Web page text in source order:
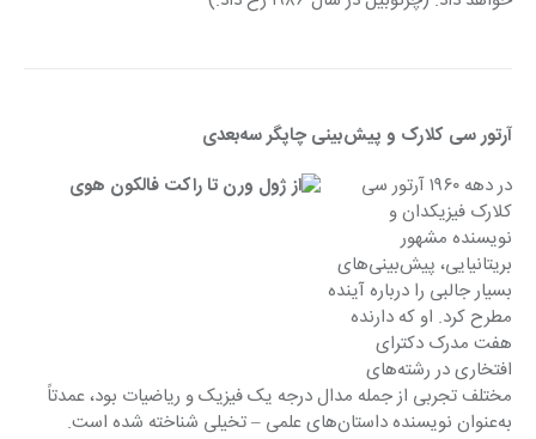
آرتور سی کلارک و پیش‌بینی چاپگر سه‌بعدی
در دهه ۱۹۶۰ آرتور سی
کلارک فیزیکدان و
نویسنده مشهور
بریتانیایی، پیش‌بینی‌های
بسیار جالبی را درباره آینده
مطرح کرد. او که دارنده
هفت مدرک دکترای
افتخاری در رشته‌های
مختلف تجربی از جمله مدال درجه یک فیزیک و ریاضیات بود، عمدتاً
به‌عنوان نویسنده داستان‌های علمی – تخیلی شناخته شده است.